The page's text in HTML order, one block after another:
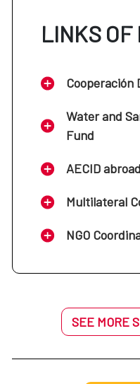
LINKS OF
Cooperación
Water and
Fund
AECID abroad
Multilateral
NGO
SEE MORE